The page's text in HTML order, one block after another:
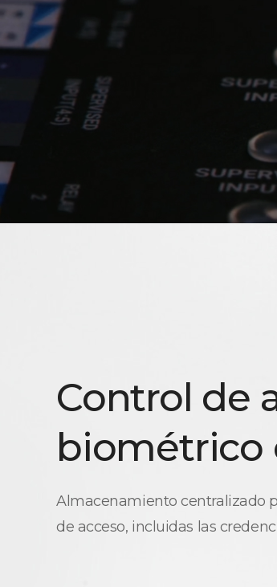
Control de
biométrico
Almacenamiento centralizado
de acceso, incluidas las